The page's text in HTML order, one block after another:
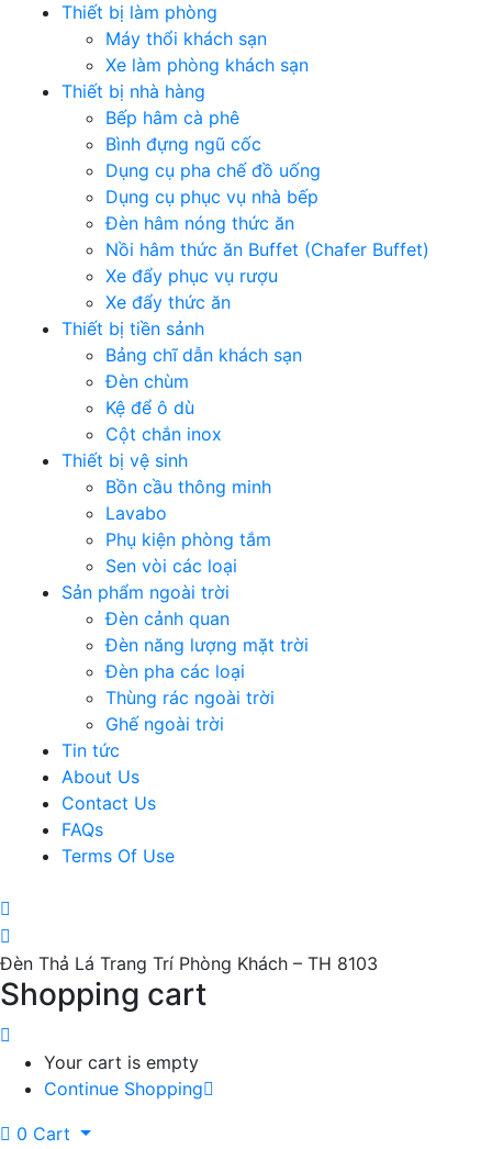
Thiết bị làm phòng
Máy thổi khách sạn
Xe làm phòng khách sạn
Thiết bị nhà hàng
Bếp hâm cà phê
Bình đựng ngũ cốc
Dụng cụ pha chế đồ uống
Dụng cụ phục vụ nhà bếp
Đèn hâm nóng thức ăn
Nồi hâm thức ăn Buffet (Chafer Buffet)
Xe đẩy phục vụ rượu
Xe đẩy thức ăn
Thiết bị tiền sảnh
Bảng chĩ dẫn khách sạn
Đèn chùm
Kệ để ô dù
Cột chắn inox
Thiết bị vệ sinh
Bồn cầu thông minh
Lavabo
Phụ kiện phòng tắm
Sen vòi các loại
Sản phẩm ngoài trời
Đèn cảnh quan
Đèn năng lượng mặt trời
Đèn pha các loại
Thùng rác ngoài trời
Ghế ngoài trời
Tin tức
About Us
Contact Us
FAQs
Terms Of Use
Đèn Thả Lá Trang Trí Phòng Khách – TH 8103
Shopping cart
Your cart is empty
Continue Shopping
0 Cart